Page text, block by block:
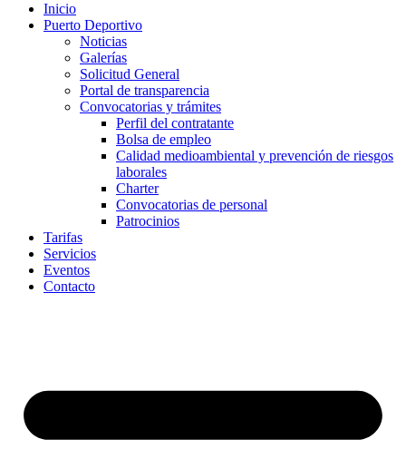
Inicio
Puerto Deportivo
Noticias
Galerías
Solicitud General
Portal de transparencia
Convocatorias y trámites
Perfil del contratante
Bolsa de empleo
Calidad medioambiental y prevención de riesgos
laborales
Charter
Convocatorias de personal
Patrocinios
Tarifas
Servicios
Eventos
Contacto